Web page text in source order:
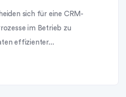
sich für eine CRM-
im Betrieb zu
effizienter...